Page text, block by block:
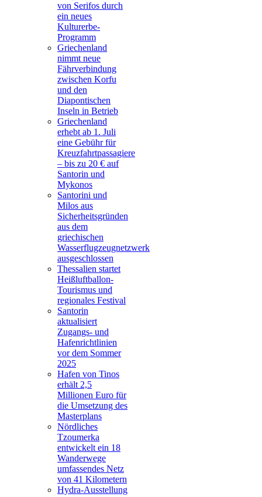
von Serifos durch
ein neues
Kulturerbe-
Programm
Griechenland
nimmt neue
Fährverbindung
zwischen Korfu
und den
Diapontischen
Inseln in Betrieb
Griechenland
erhebt ab 1. Juli
eine Gebühr für
Kreuzfahrtpassagiere
– bis zu 20 € auf
Santorin und
Mykonos
Santorini und
Milos aus
Sicherheitsgründen
aus dem
griechischen
Wasserflugzeugnetzwerk
ausgeschlossen
Thessalien startet
Heißluftballon-
Tourismus und
regionales Festival
Santorin
aktualisiert
Zugangs- und
Hafenrichtlinien
vor dem Sommer
2025
Hafen von Tinos
erhält 2,5
Millionen Euro für
die Umsetzung des
Masterplans
Nördliches
Tzoumerka
entwickelt ein 18
Wanderwege
umfassendes Netz
von 41 Kilometern
Hydra-Ausstellung